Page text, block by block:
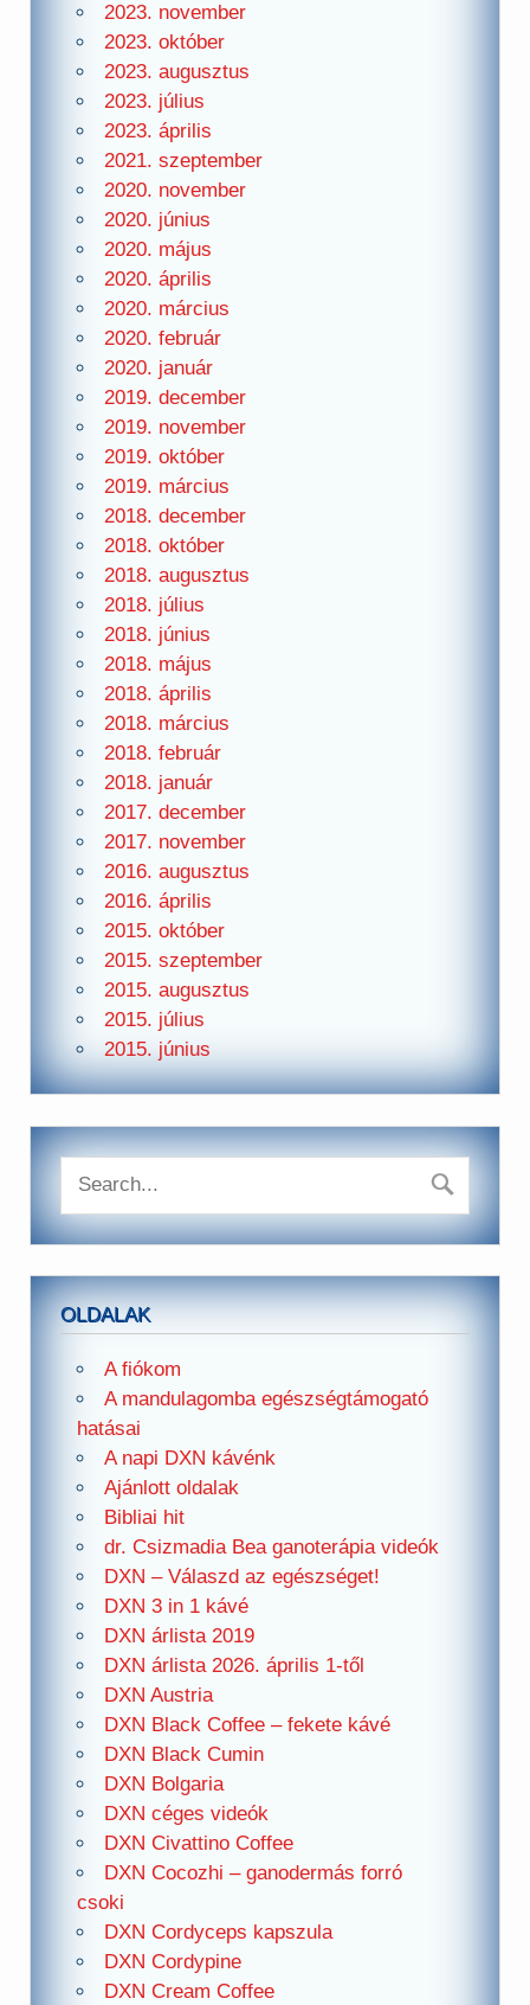
2023. november
2023. október
2023. augusztus
2023. július
2023. április
2021. szeptember
2020. november
2020. június
2020. május
2020. április
2020. március
2020. február
2020. január
2019. december
2019. november
2019. október
2019. március
2018. december
2018. október
2018. augusztus
2018. július
2018. június
2018. május
2018. április
2018. március
2018. február
2018. január
2017. december
2017. november
2016. augusztus
2016. április
2015. október
2015. szeptember
2015. augusztus
2015. július
2015. június
OLDALAK
A fiókom
A mandulagomba egészségtámogató
hatásai
A napi DXN kávénk
Ajánlott oldalak
Bibliai hit
dr. Csizmadia Bea ganoterápia videók
DXN – Válaszd az egészséget!
DXN 3 in 1 kávé
DXN árlista 2019
DXN árlista 2026. április 1-től
DXN Austria
DXN Black Coffee – fekete kávé
DXN Black Cumin
DXN Bolgaria
DXN céges videók
DXN Civattino Coffee
DXN Cocozhi – ganodermás forró
csoki
DXN Cordyceps kapszula
DXN Cordypine
DXN Cream Coffee